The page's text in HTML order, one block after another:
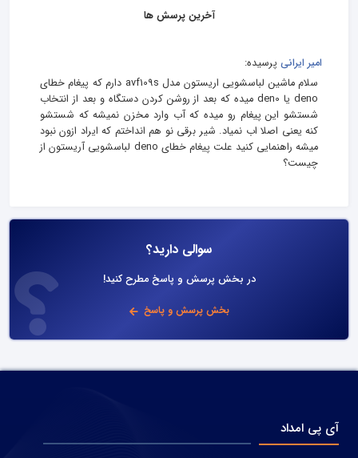
آخرین پرسش ها
امیر ایرانی پرسیده:
سلام ماشین لباسشویی اریستون مدل avf109s دارم که پیغام خطای
deno یا den0 میده که بعد از روشن کردن دستگاه و بعد از انتخاب
شستشو این پیغام رو میده که آب وارد مخزن نمیشه که شستشو
کنه یعنی اصلا اب نمیاد. شیر برقی نو هم انداختم که ایراد ازون نبود
میشه راهنمایی کنید علت پیغام خطای deno لباسشویی آریستون از
چیست؟
سوالی دارید؟
در بخش پرسش و پاسخ مطرح کنید!
بخش پرسش و پاسخ
آی پی امداد